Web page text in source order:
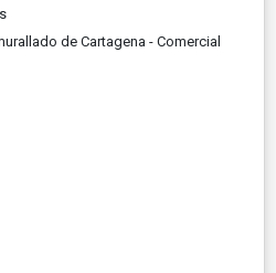
de Cartagena - Comercial